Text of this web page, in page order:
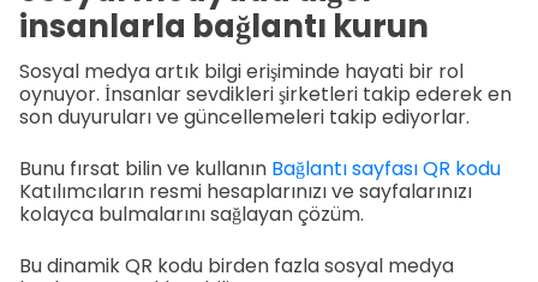
insanlarla bağlantı kurun
Sosyal medya artık bilgi erişiminde hayati bir rol
oynuyor. İnsanlar sevdikleri şirketleri takip ederek en
son duyuruları ve güncellemeleri takip ediyorlar.
Bunu fırsat bilin ve kullanın Bağlantı sayfası QR kodu
Katılımcıların resmi hesaplarınızı ve sayfalarınızı
kolayca bulmalarını sağlayan çözüm.
Bu dinamik QR kodu birden fazla sosyal medya